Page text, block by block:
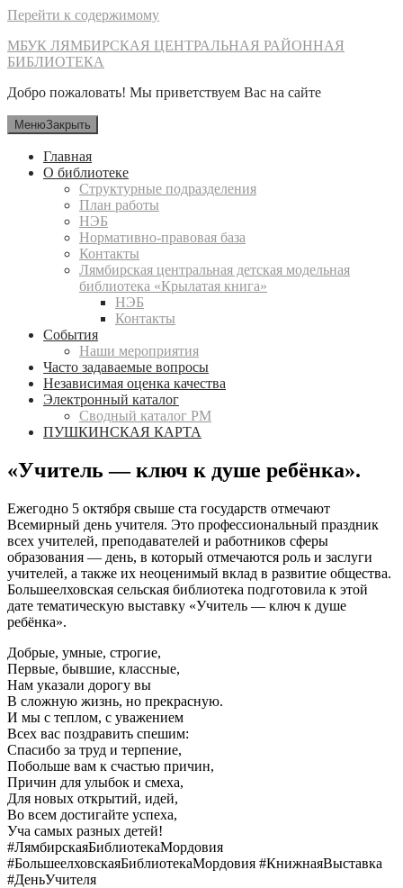
Перейти к содержимому
МБУК ЛЯМБИРСКАЯ ЦЕНТРАЛЬНАЯ РАЙОННАЯ
БИБЛИОТЕКА
Добро пожаловать! Мы приветствуем Вас на сайте
МенюЗакрыть
Главная
О библиотеке
Структурные подразделения
План работы
НЭБ
Нормативно-правовая база
Контакты
Лямбирская центральная детская модельная
библиотека «Крылатая книга»
НЭБ
Контакты
События
Наши мероприятия
Часто задаваемые вопросы
Независимая оценка качества
Электронный каталог
Сводный каталог РМ
ПУШКИНСКАЯ КАРТА
«Учитель — ключ к душе ребёнка».
Ежегодно 5 октября свыше ста государств отмечают
Всемирный день учителя. Это профессиональный праздник
всех учителей, преподавателей и работников сферы
образования — день, в который отмечаются роль и заслуги
учителей, а также их неоценимый вклад в развитие общества.
Большеелховская сельская библиотека подготовила к этой
дате тематическую выставку «Учитель — ключ к душе
ребёнка».
Добрые, умные, строгие,
Первые, бывшие, классные,
Нам указали дорогу вы
В сложную жизнь, но прекрасную.
И мы с теплом, с уважением
Всех вас поздравить спешим:
Спасибо за труд и терпение,
Побольше вам к счастью причин,
Причин для улыбок и смеха,
Для новых открытий, идей,
Во всем достигайте успеха,
Уча самых разных детей!
#ЛямбирскаяБиблиотекаМордовия
#БольшеелховскаяБиблиотекаМордовия #КнижнаяВыставка
#ДеньУчителя